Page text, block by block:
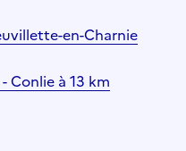
en-Charnie
Conlie à 13 km